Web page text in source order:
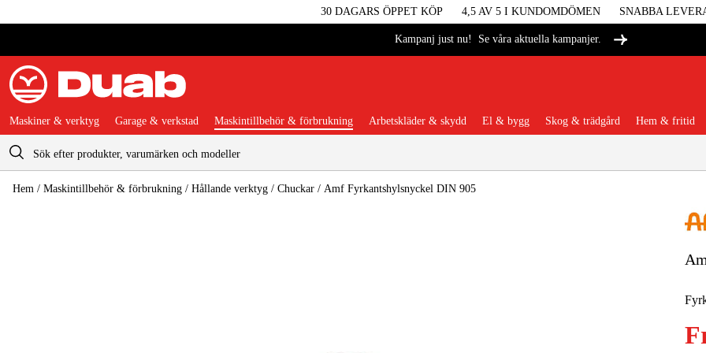
30 DAGARS ÖPPET KÖP 4,5 AV 5 I KUNDOMDÖMEN SNABBA
Kampanj just nu! Se våra aktuella kampanjer.
Varukorg
Maskiner
Maskiner & verktyg Garage & verkstad Maskintillbehör & förbrukning Arbetskläder & skydd El & bygg Skog & trädgård Hem & fritid
Hem / Maskintillbehör & förbrukning / Hållande verktyg / Chuckar / Amf Fyrkantshylsnyckel DIN 905